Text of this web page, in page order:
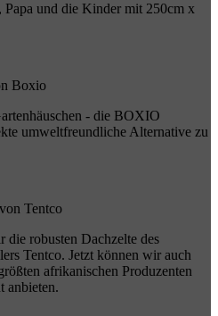
und die Kinder mit 250cm x
Boxio
- die BOXIO
umweltfreundliche Alternative zu
Tentco
die robusten Dachzelte des
Tentco. Jetzt können wir auch
afrikanischen Produzenten
anbieten.